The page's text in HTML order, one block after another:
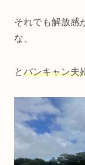
それでも解放感
な、
とバンキャン夫